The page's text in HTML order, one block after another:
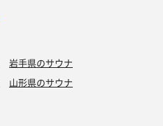
岩手県のサウナ
山形県のサウナ